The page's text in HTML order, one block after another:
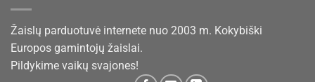
Žaislų parduotuvė internete nuo 2003 m. Kokybiški
Europos gamintojų žaislai.
Pildykime vaikų svajones!